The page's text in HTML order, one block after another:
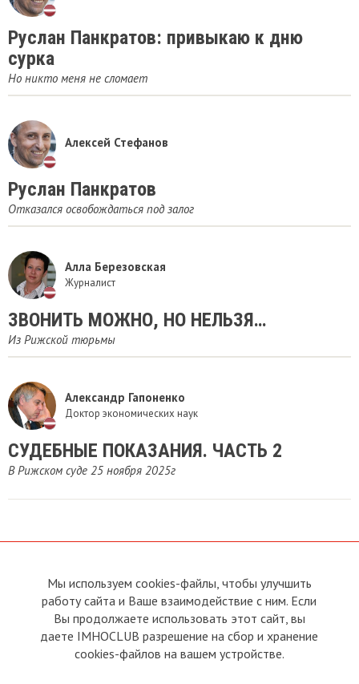
Руслан Панкратов: привыкаю к дню
сурка
Но никто меня не сломает
Алексей Стефанов
Руслан Панкратов
Отказался освобождаться под залог
Алла Березовская
Журналист
ЗВОНИТЬ МОЖНО, НО НЕЛЬЗЯ…
Из Рижской тюрьмы
Александр Гапоненко
Доктор экономических наук
СУДЕБНЫЕ ПОКАЗАНИЯ. ЧАСТЬ 2
В Рижском суде 25 ноября 2025г
О сайте
Условия пользования
Политика конфиденциальности
Прямая связь с
Председателем
Прямая связь c членами клуба
Реклама
Контакты
Мы используем cookies-файлы, чтобы улучшить
работу сайта и Ваше взаимодействие с ним. Если
Вы продолжаете использовать этот сайт, вы
даете IMHOCLUB разрешение на сбор и хранение
cookies-файлов на вашем устройстве.